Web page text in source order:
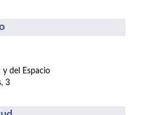
y del Espacio
3